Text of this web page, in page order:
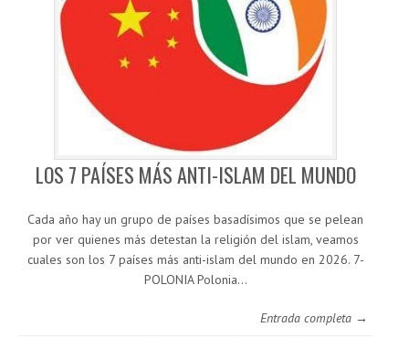
LOS 7 PAÍSES MÁS ANTI-ISLAM DEL MUNDO
Cada año hay un grupo de países basadísimos que se pelean
por ver quienes más detestan la religión del islam, veamos
cuales son los 7 países más anti-islam del mundo en 2026. 7-
POLONIA Polonia…
Entrada completa →